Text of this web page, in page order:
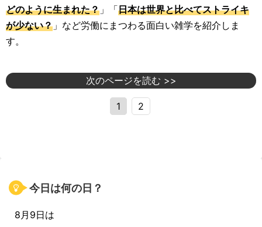
どのように生まれた？ 」「日本は世界と比べてストライキ
が少ない？ 」など労働にまつわる面白い雑学を紹介しま
す。
次のページを読む >>
1 2
今日は何の日？
8月9日は